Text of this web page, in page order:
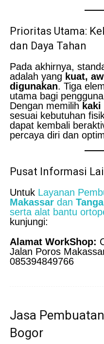
Prioritas Utama:
dan Daya Tahan
Pada akhirnya,
adalah yang kuat,
digunakan. Tiga
utama bagi
Dengan memilih
sesuai kebutuhan
dapat kembali
percaya diri dan
Pusat Informasi
Untuk Layanan
Makassar dan
serta alat bantu
kunjungi:
Alamat WorkShop:
Jalan Poros
085394849766
Jasa
Bogor